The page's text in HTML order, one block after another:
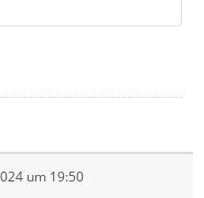
um 19:50